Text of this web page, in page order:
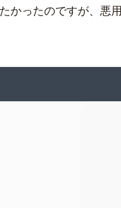
かったのですが、悪用